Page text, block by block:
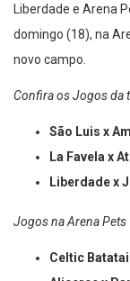
Liberdade e Arena
domingo (18), na
novo campo.
Confira os Jogos da
São Luis x
La Favela x
Liberdade x
Jogos na Arena Pets
Celtic